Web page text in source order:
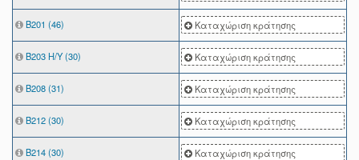
Β201 (46) Καταχώριση κράτησης
Β203 Η/Υ (30) Καταχώριση κράτησης
Β208 (31) Καταχώριση κράτησης
Β212 (30) Καταχώριση κράτησης
Β214 (30) Καταχώριση κράτησης